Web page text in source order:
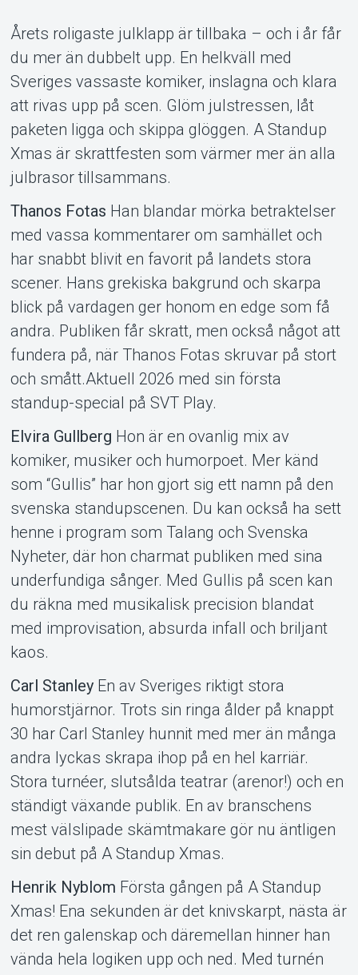
Support
Om Tickster
Årets roligaste julklapp är tillbaka – och i år får
du mer än dubbelt upp. En helkväll med
Sveriges vassaste komiker, inslagna och klara
att rivas upp på scen. Glöm julstressen, låt
paketen ligga och skippa glöggen. A Standup
Xmas är skrattfesten som värmer mer än alla
julbrasor tillsammans.
Thanos Fotas Han blandar mörka betraktelser
med vassa kommentarer om samhället och
har snabbt blivit en favorit på landets stora
scener. Hans grekiska bakgrund och skarpa
blick på vardagen ger honom en edge som få
andra. Publiken får skratt, men också något att
fundera på, när Thanos Fotas skruvar på stort
och smått.Aktuell 2026 med sin första
standup-special på SVT Play.
Elvira Gullberg Hon är en ovanlig mix av
komiker, musiker och humor­poet. Mer känd
som “Gullis” har hon gjort sig ett namn på den
svenska standup­scenen. Du kan också ha sett
henne i program som Talang och Svenska
Nyheter, där hon charmat publiken med sina
under­fundiga sånger. Med Gullis på scen kan
du räkna med musikalisk precision blandat
med improvisation, absurda infall och briljant
kaos.
Carl StanleyEn av Sveriges riktigt stora
humorstjärnor. Trots sin ringa ålder på knappt
30 har Carl Stanley hunnit med mer än många
andra lyckas skrapa ihop på en hel karriär.
Stora turnéer, slutsålda teatrar (arenor!) och en
ständigt växande publik. En av branschens
mest välslipade skämtmakare gör nu äntligen
sin debut på A Standup Xmas.
Henrik Nyblom Första gången på A Standup
Xmas! Ena sekunden är det knivskarpt, nästa är
det ren galenskap och däremellan hinner han
vända hela logiken upp och ned. Med turnén